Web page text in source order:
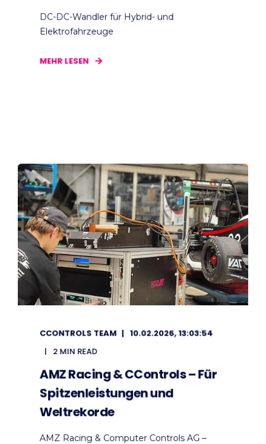
DC-DC-Wandler für Hybrid- und
Elektrofahrzeuge
MEHR LESEN
CCONTROLS TEAM
10.02.2026, 13:03:54
2 MIN READ
AMZ Racing & CControls – Für
Spitzenleistungen und
Weltrekorde
AMZ Racing & Computer Controls AG –